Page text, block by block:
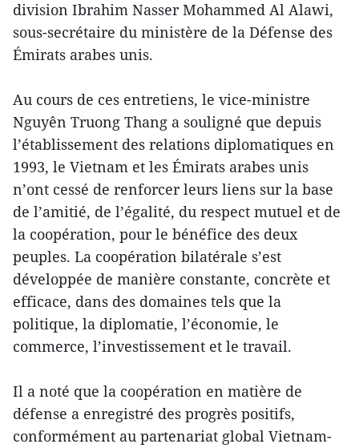
division Ibrahim Nasser Mohammed Al Alawi,
sous-secrétaire du ministère de la Défense des
Émirats arabes unis.
Au cours de ces entretiens, le vice-ministre
Nguyên Truong Thang a souligné que depuis
l’établissement des relations diplomatiques en
1993, le Vietnam et les Émirats arabes unis
n’ont cessé de renforcer leurs liens sur la base
de l’amitié, de l’égalité, du respect mutuel et de
la coopération, pour le bénéfice des deux
peuples. La coopération bilatérale s’est
développée de manière constante, concrète et
efficace, dans des domaines tels que la
politique, la diplomatie, l’économie, le
commerce, l’investissement et le travail.
Il a noté que la coopération en matière de
défense a enregistré des progrès positifs,
conformément au partenariat global Vietnam-